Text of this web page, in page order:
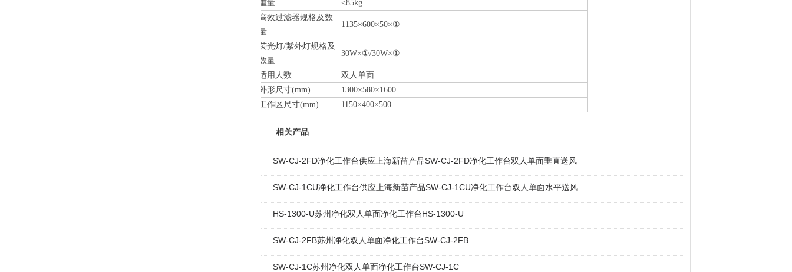
重量
<85kg
高效过滤器规格及数
量
1135×600×50×①
荧光灯/紫外灯规格及
数量
30W×①/30W×①
适用人数
双人单面
外形尺寸(mm)
1300×580×1600
工作区尺寸(mm)
1150×400×500
相关产品
SW-CJ-2FD净化工作台供应上海新苗产品SW-CJ-2FD净化工作台双人单面垂直送风
SW-CJ-1CU净化工作台供应上海新苗产品SW-CJ-1CU净化工作台双人单面水平送风
HS-1300-U苏州净化双人单面净化工作台HS-1300-U
SW-CJ-2FB苏州净化双人单面净化工作台SW-CJ-2FB
SW-CJ-1C苏州净化双人单面净化工作台SW-CJ-1C